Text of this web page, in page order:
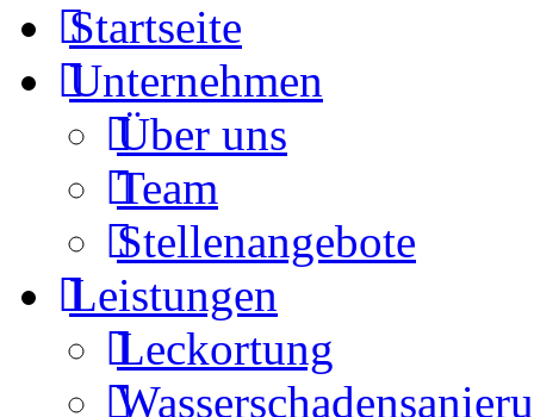
Startseite
Unternehmen
Über uns
Team
Stellenangebote
Leistungen
Leckortung